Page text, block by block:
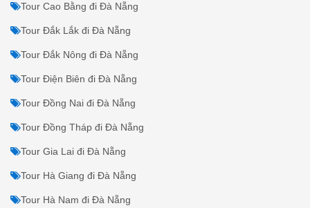
Tour Cao Bằng đi Đà Nẵng
Tour Đắk Lắk đi Đà Nẵng
Tour Đắk Nông đi Đà Nẵng
Tour Điện Biên đi Đà Nẵng
Tour Đồng Nai đi Đà Nẵng
Tour Đồng Tháp đi Đà Nẵng
Tour Gia Lai đi Đà Nẵng
Tour Hà Giang đi Đà Nẵng
Tour Hà Nam đi Đà Nẵng